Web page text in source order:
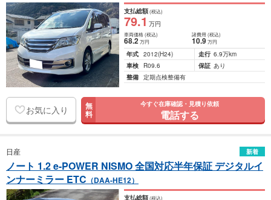
支払総額(税込)
79.1 万円
車両価格(税込)
68.2万円
諸費用 (税込)
10.9 万円
年式 2012(H24) 走行 6.9万km
車検
R09.6 保証 あり
整備 定期点検整備有
お気に入り 無
料
今すぐ在庫確認・見積り依頼
電話する
日産 新着
ノート 1.2 e-POWER NISMO 全国対応半年保証 デジタルイ
ンナーミラー ETC （DAA-HE12）
支払総額(税込)